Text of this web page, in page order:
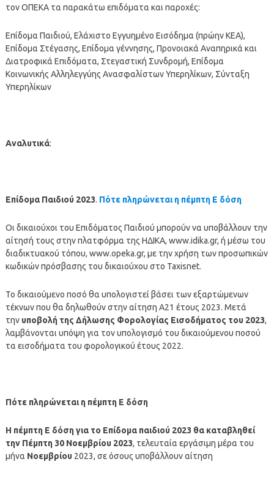
τον ΟΠΕΚΑ τα παρακάτω επιδόματα και παροχές:
Επίδομα Παιδιού, Ελάχιστο Εγγυημένο Εισόδημα (πρώην ΚΕΑ),
Επίδομα Στέγασης, Επίδομα γέννησης, Προνοιακά Αναπηρικά και
Διατροφικά Επιδόματα, Στεγαστική Συνδρομή, Επίδομα
Κοινωνικής Αλληλεγγύης Ανασφαλίστων Υπερηλίκων, Σύνταξη
Υπερηλίκων
Αναλυτικά:
Επίδομα Παιδιού 2023. Πότε πληρώνεται η πέμπτη Ε δόση
Οι δικαιούχοι του Επιδόματος Παιδιού μπορούν να υποβάλλουν την
αίτησή τους στην πλατφόρμα της ΗΔΙΚΑ, www.idika.gr, ή μέσω του
διαδικτυακού τόπου, www.opeka.gr, με την χρήση των προσωπικών
κωδικών πρόσβασης του δικαιούχου στο Taxisnet.
Το δικαιούμενο ποσό θα υπολογιστεί βάσει των εξαρτώμενων
τέκνων που θα δηλωθούν στην αίτηση Α21 έτους 2023. Μετά
την υποβολή της Δήλωσης Φορολογίας Εισοδήματος του 2023,
λαμβάνονται υπόψη για τον υπολογισμό του δικαιούμενου ποσού
τα εισοδήματα του φορολογικού έτους 2022.
Πότε πληρώνεται η πέμπτη Ε δόση
Η πέμπτη Ε δόσηγια το Επίδομα παιδιού 2023 θα καταβληθεί
την Πέμπτη 30 Νοεμβρίου 2023, τελευταία εργάσιμη μέρα του
μήνα Νοεμβρίου2023, σε όσους υποβάλλουν αίτηση